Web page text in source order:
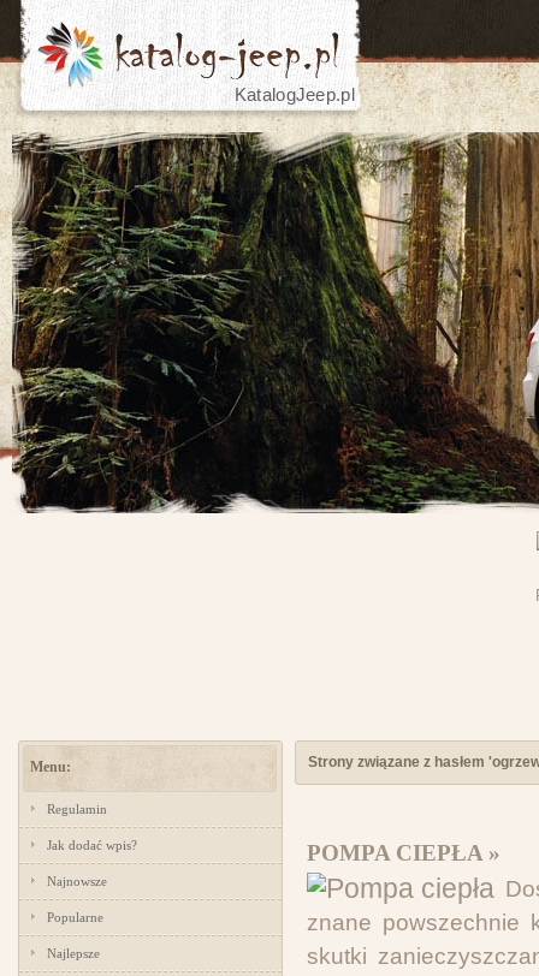
KatalogJeep.pl
Menu:
Regulamin
Jak dodać wpis?
Najnowsze
Popularne
Najlepsze
Strony związane z hasłem
POMPA CIEPŁA »
znane powszechnie
skutki